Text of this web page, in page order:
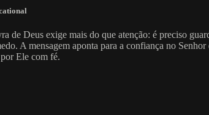
de Deus exige mais do que atenção: é preciso
A mensagem aponta para a confiança no
Ele com fé.